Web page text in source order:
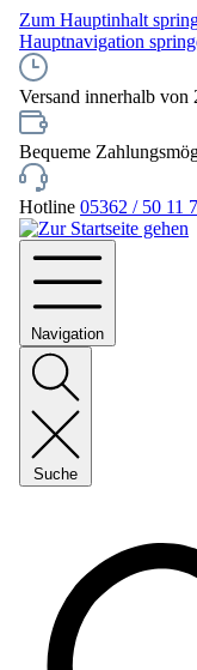
Zum Hauptinhalt
Hauptnavigation
Versand innerhalb von
Bequeme
Hotline 05362 / 50 11
Navigation
Suche